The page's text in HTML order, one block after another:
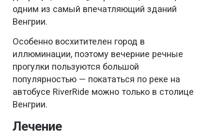
одним из самый впечатляющий зданий
Венгрии.
Особенно восхитителен город в
иллюминации, поэтому вечерние речные
прогулки пользуются большой
популярностью — покататься по реке на
автобусе RiverRide можно только в столице
Венгрии.
Лечение